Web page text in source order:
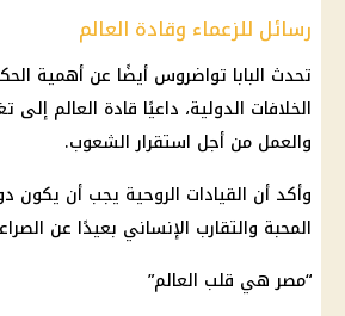
رسائل للزعماء وقادة العالم
تحدث البابا تواضروس أيضًا عن أهمية
الخلافات الدولية، داعيًا قادة العالم
والعمل من أجل استقرار الشعوب.
وأكد أن القيادات الروحية يجب أن يكون
المحبة والتقارب الإنساني بعيدًا عن
“مصر هي قلب العالم”